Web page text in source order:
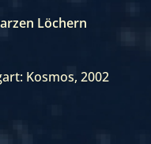
Löchern
Kosmos, 2002